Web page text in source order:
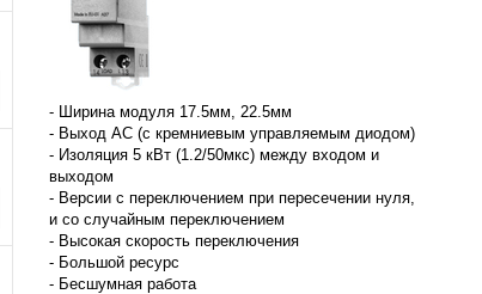
- Ширина модуля 17.5мм, 22.5мм
- Выход AC (с кремниевым управляемым диодом)
- Изоляция 5 кВт (1.2/50мкс) между входом и
выходом
- Версии с переключением при пересечении нуля,
и со случайным переключением
- Высокая скорость переключения
- Большой ресурс
- Бесшумная работа